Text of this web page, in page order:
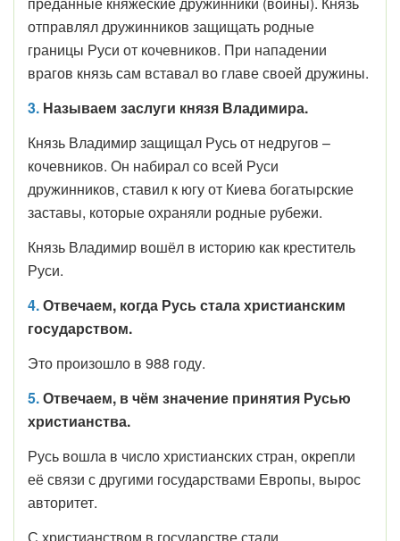
отправлял дружинников защищать родные
границы Руси от кочевников. При нападении
врагов князь сам вставал во главе своей дружины.
3. Называем заслуги князя Владимира.
Князь Владимир защищал Русь от недругов –
кочевников. Он набирал со всей Руси
дружинников, ставил к югу от Киева богатырские
заставы, которые охраняли родные рубежи.
Князь Владимир вошёл в историю как креститель
Руси.
4.Отвечаем, когда Русь стала христианским
государством.
Это произошло в 988 году.
5.Отвечаем, в чём значение принятия Русью
христианства.
Русь вошла в число христианских стран, окрепли
её связи с другими государствами Европы, вырос
авторитет.
С христианством в государстве стали